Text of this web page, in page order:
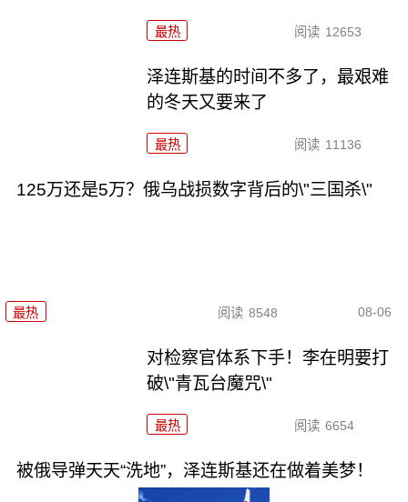
最热 阅读 12653
泽连斯基的时间不多了，最艰难
的冬天又要来了
最热 阅读 11136
125万还是5万？俄乌战损数字背后的\"三国杀\"
最热 阅读 8548 08-06
对检察官体系下手！李在明要打
破\"青瓦台魔咒\"
最热 阅读 6654
被俄导弹天天“洗地”，泽连斯基还在做着美梦！